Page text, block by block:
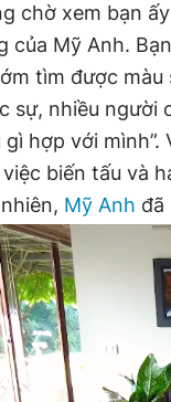
chờ xem bạn
của Mỹ Anh.
tìm được
sự, nhiều người
gì hợp với mình”.
biến tấu và
Mỹ Anh đã